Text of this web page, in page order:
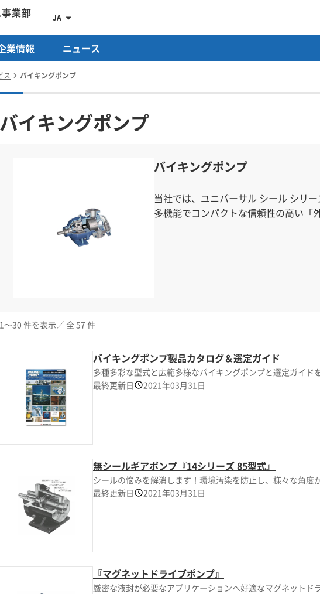
業部 JA
業情報 ニュース
ス バイキングポンプ
バイキングポンプ
バイキングポンプ
当社では、ユニバーサル シール シリ
1～30 件を表示／ 全 57 件
バイキングポンプ製品カタログ＆選定ガイド
多種多彩な型式と広範多様なバイキングポンプと選定ガイド
最終更新日
2021年03月31日
無シールギアポンプ『14シリーズ 85型式』
シールの悩みを解消します！環境汚染を防止し、様々な角度
最終更新日
2021年03月31日
『マグネットドライブポンプ』
厳密な液封が必要なアプリケーションへ好適なマグネットド